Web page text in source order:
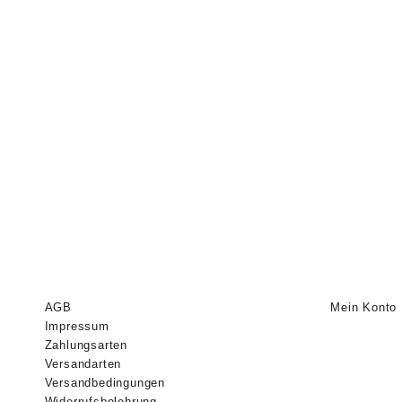
AGB
Impressum
Zahlungsarten
Versandarten
Versandbedingungen
Mein Konto